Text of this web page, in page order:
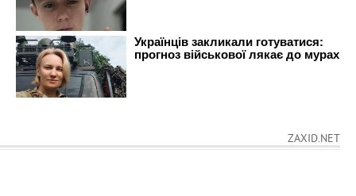
ZAXID.NET